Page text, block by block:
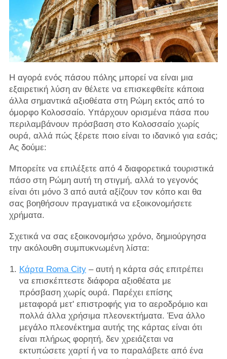
Η αγορά ενός πάσου πόλης μπορεί να είναι μια
εξαιρετική λύση αν θέλετε να επισκεφθείτε κάποια
άλλα σημαντικά αξιοθέατα στη Ρώμη εκτός από το
όμορφο Κολοσσαίο. Υπάρχουν ορισμένα πάσα που
περιλαμβάνουν πρόσβαση στο Κολοσσαίο χωρίς
ουρά, αλλά πώς ξέρετε ποιο είναι το ιδανικό για εσάς;
Ας δούμε:
Μπορείτε να επιλέξετε από 4 διαφορετικά τουριστικά
πάσο στη Ρώμη αυτή τη στιγμή, αλλά το γεγονός
είναι ότι μόνο 3 από αυτά αξίζουν τον κόπο και θα
σας βοηθήσουν πραγματικά να εξοικονομήσετε
χρήματα.
Σχετικά να σας εξοικονομήσω χρόνο, δημιούργησα
την ακόλουθη συμπυκνωμένη λίστα:
Κάρτα Roma City– αυτή η κάρτα σάς επιτρέπει
να επισκέπτεστε διάφορα αξιοθέατα με
πρόσβαση χωρίς ουρά. Παρέχει επίσης
μεταφορά μετ' επιστροφής για το αεροδρόμιο και
πολλά άλλα χρήσιμα πλεονεκτήματα. Ένα άλλο
μεγάλο πλεονέκτημα αυτής της κάρτας είναι ότι
είναι πλήρως φορητή, δεν χρειάζεται να
εκτυπώσετε χαρτί ή να το παραλάβετε από ένα